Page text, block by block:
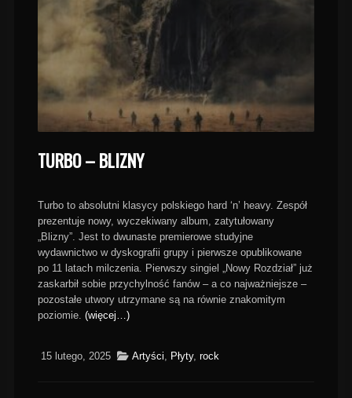
TURBO – BLIZNY
Turbo to absolutni klasycy polskiego hard ‘n’ heavy. Zespół
prezentuje nowy, wyczekiwany album, zatytułowany
„Blizny”. Jest to dwunaste premierowe studyjne
wydawnictwo w dyskografii grupy i pierwsze opublikowane
po 11 latach milczenia. Pierwszy singiel „Nowy Rozdział” już
zaskarbił sobie przychylność fanów – a co najważniejsze –
pozostałe utwory utrzymane są na równie znakomitym
poziomie. (więcej…)
15 lutego, 2025 Artyści, Płyty, rock